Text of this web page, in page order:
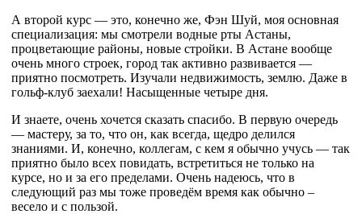
А второй курс — это, конечно же, Фэн Шуй, моя основная
специализация: мы смотрели водные рты Астаны,
процветающие районы, новые стройки. В Астане вообще
очень много строек, город так активно развивается —
приятно посмотреть. Изучали недвижимость, землю. Даже в
гольф-клуб заехали! Насыщенные четыре дня.
И знаете, очень хочется сказать спасибо. В первую очередь
— мастеру, за то, что он, как всегда, щедро делился
знаниями. И, конечно, коллегам, с кем я обычно учусь — так
приятно было всех повидать, встретиться не только на
курсе, но и за его пределами. Очень надеюсь, что в
следующий раз мы тоже проведём время как обычно –
весело и с пользой.